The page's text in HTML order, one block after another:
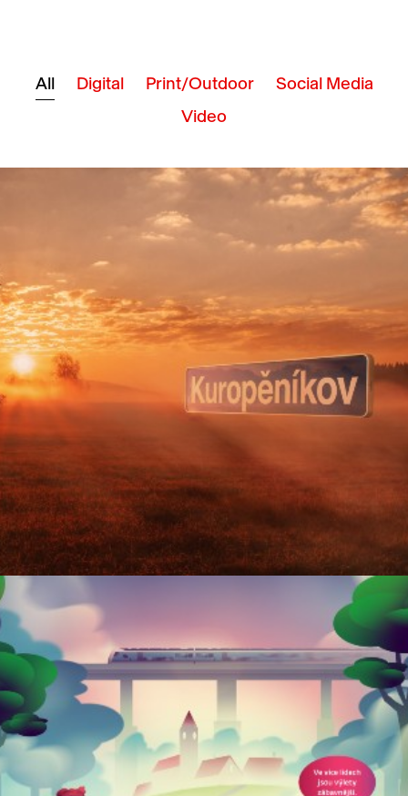
All Digital Print/Outdoor
Social Media
Video